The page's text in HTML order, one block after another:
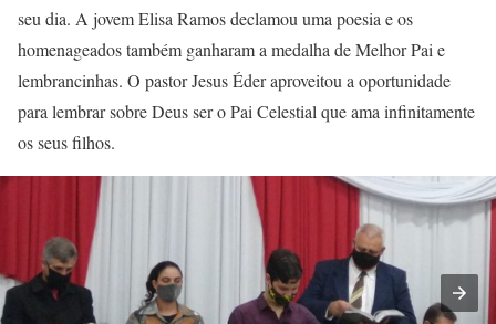
seu dia. A jovem Elisa Ramos declamou uma poesia e os
homenageados também ganharam a medalha de Melhor Pai e
lembrancinhas. O pastor Jesus Éder aproveitou a oportunidade
para lembrar sobre Deus ser o Pai Celestial que ama infinitamente
os seus filhos.